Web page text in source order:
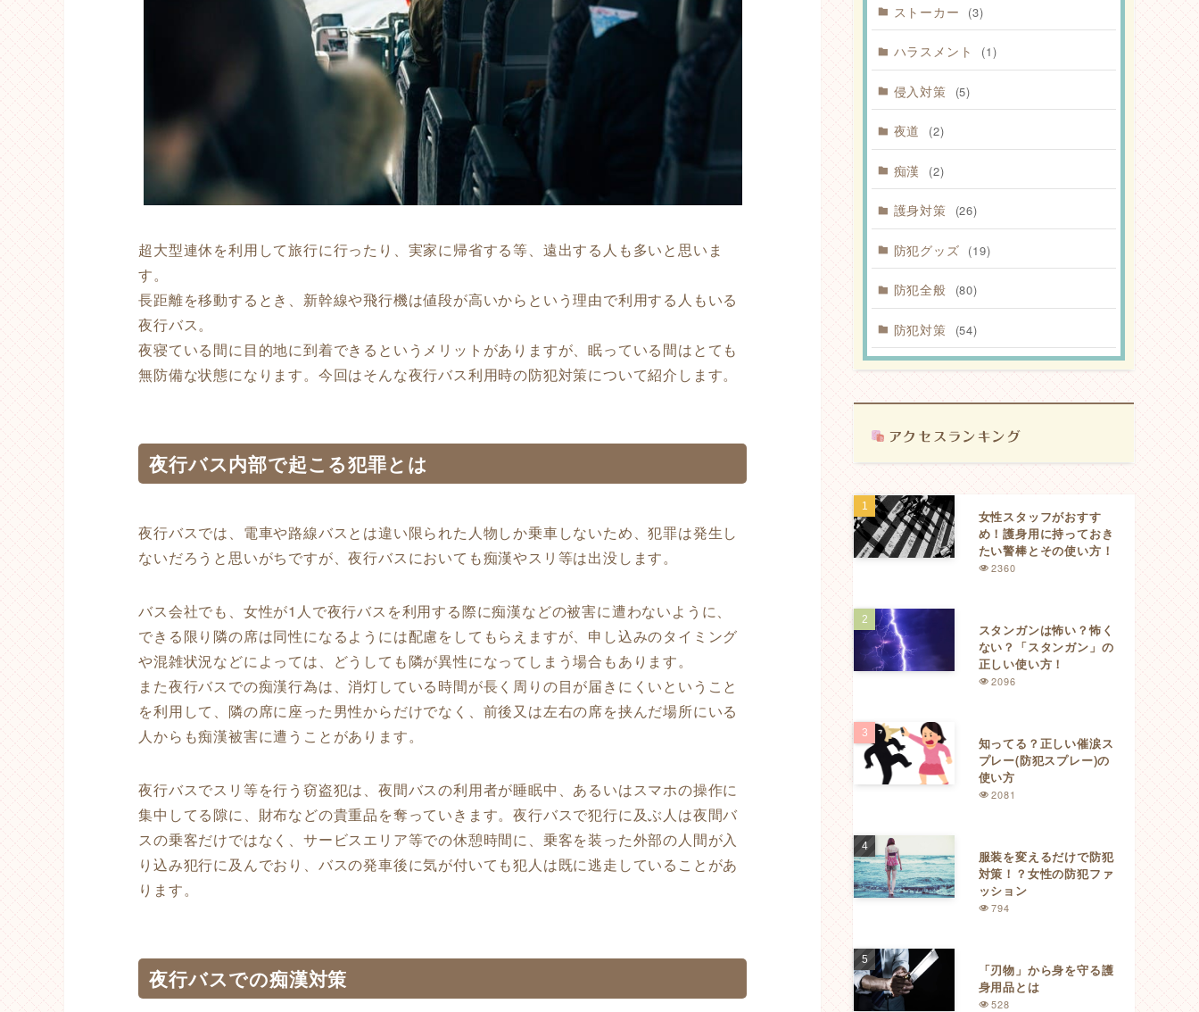
超大型連休を利用して旅行に行ったり、実家に帰省する等、遠出する人も多いと思いま
す。
長距離を移動するとき、新幹線や飛行機は値段が高いからという理由で利用する人もいる
夜行バス。
夜寝ている間に目的地に到着できるというメリットがありますが、眠っている間はとても
無防備な状態になります。今回はそんな夜行バス利用時の防犯対策について紹介します。
夜行バス内部で起こる犯罪とは
夜行バスでは、電車や路線バスとは違い限られた人物しか乗車しないため、犯罪は発生し
ないだろうと思いがちですが、夜行バスにおいても痴漢やスリ等は出没します。
バス会社でも、女性が1人で夜行バスを利用する際に痴漢などの被害に遭わないように、
できる限り隣の席は同性になるようには配慮をしてもらえますが、申し込みのタイミング
や混雑状況などによっては、どうしても隣が異性になってしまう場合もあります。
また夜行バスでの痴漢行為は、消灯している時間が長く周りの目が届きにくいということ
を利用して、隣の席に座った男性からだけでなく、前後又は左右の席を挟んだ場所にいる
人からも痴漢被害に遭うことがあります。
夜行バスでスリ等を行う窃盗犯は、夜間バスの利用者が睡眠中、あるいはスマホの操作に
集中してる隙に、財布などの貴重品を奪っていきます。夜行バスで犯行に及ぶ人は夜間バ
スの乗客だけではなく、サービスエリア等での休憩時間に、乗客を装った外部の人間が入
り込み犯行に及んでおり、バスの発車後に気が付いても犯人は既に逃走していることがあ
ります。
夜行バスでの痴漢対策
ストーカー (3)
ハラスメント (1)
侵入対策 (5)
夜道 (2)
痴漢 (2)
護身対策 (26)
防犯グッズ (19)
防犯全般 (80)
防犯対策 (54)
女性スタッフがおすす
め！護身用に持っておき
たい警棒とその使い方！
2360
スタンガンは怖い？怖く
ない？「スタンガン」の
正しい使い方！
2096
知ってる？正しい催涙ス
プレー(防犯スプレー)の
使い方
2081
服装を変えるだけで防犯
対策！？女性の防犯ファ
ッション
794
「刃物」から身を守る護
身用品とは
528